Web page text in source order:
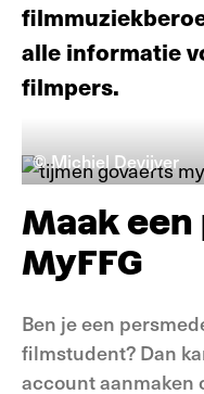
alle informatie
filmpers.
© Michiel Devijver
Maak
MyFFG
Ben je een
filmstudent? Dan
account aanmaken